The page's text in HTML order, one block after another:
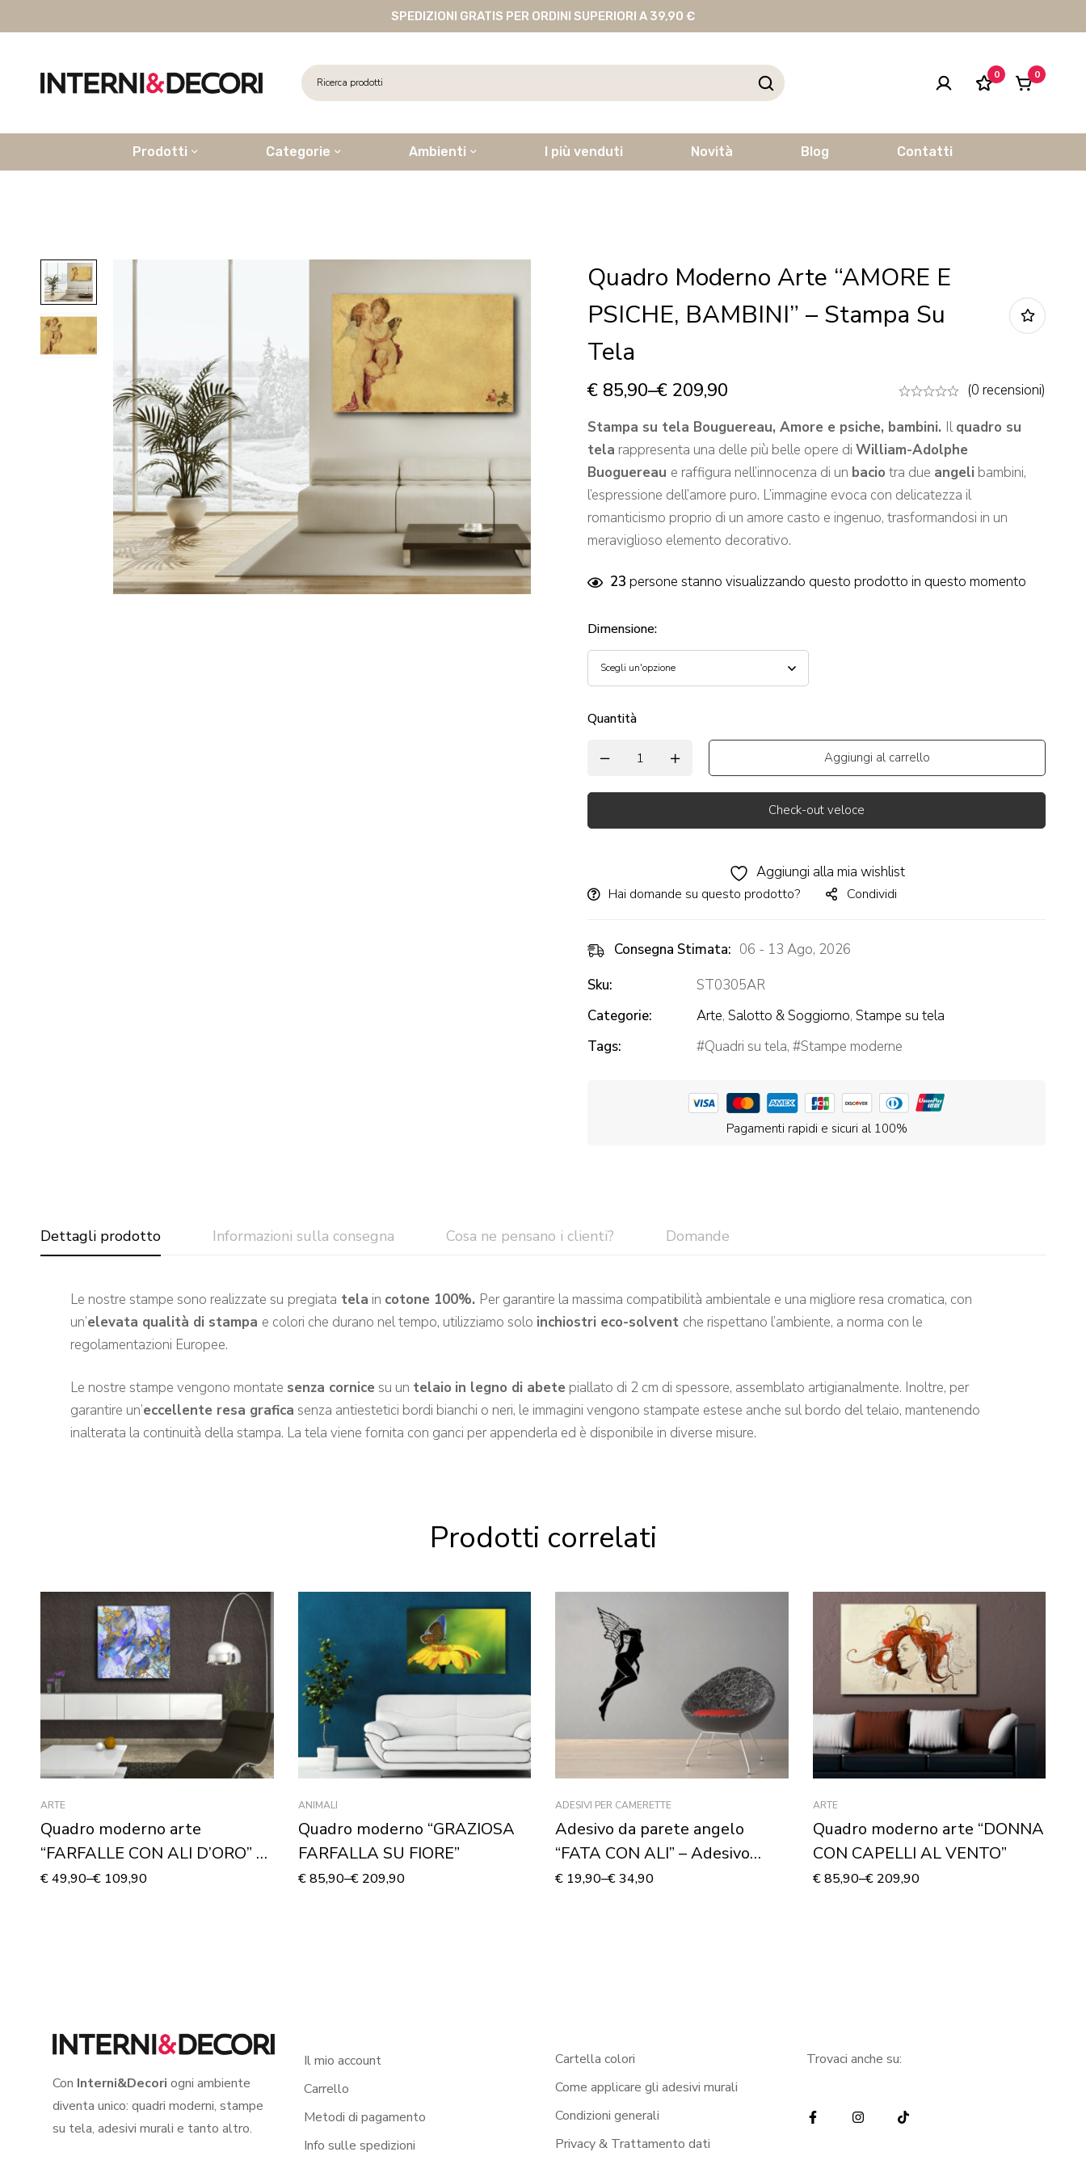
SPEDIZIONI GRATIS PER ORDINI SUPERIORI A 39,90 €
0 0
Prodotti Categorie Ambienti I più venduti Novità Blog Contatti
Quadro Moderno Arte “AMORE E
PSICHE, BAMBINI” – Stampa Su
Tela
€ 85,90–€ 209,90
(0 recensioni)
Stampa su tela Bouguereau, Amore e psiche, bambini. Ilquadro su
tela rappresenta una delle più belle opere di William-Adolphe
Buoguereau e raffigura nell’innocenza di un bacio tra due angeli bambini,
l’espressione dell’amore puro. L’immagine evoca con delicatezza il
romanticismo proprio di un amore casto e ingenuo, trasformandosi in un
meraviglioso elemento decorativo.
23 persone stanno visualizzando questo prodotto in questo momento
Dimensione:
Quantità
Aggiungi al carrello
Check-out veloce
Aggiungi alla mia wishlist
Hai domande su questo prodotto? Condividi
Consegna Stimata: 06 - 13 Ago, 2026
Sku:
ST0305AR
Categorie:
Arte, Salotto & Soggiorno, Stampe su tela
Tags:
Quadri su tela, Stampe moderne
Pagamenti rapidi e sicuri al 100%
Dettagli prodotto Informazioni sulla consegna Cosa ne pensano i clienti? Domande
Le nostre stampe sono realizzate su pregiata tela in cotone 100%. Per garantire la massima compatibilità ambientale e una migliore resa cromatica, con
un’elevata qualità di stampa e colori che durano nel tempo, utilizziamo solo inchiostri eco-solvent che rispettano l’ambiente, a norma con le
regolamentazioni Europee.
Le nostre stampe vengono montate senza cornice su un telaio in legno di abete piallato di 2 cm di spessore, assemblato artigianalmente. Inoltre, per
garantire un’eccellente resa grafica senza antiestetici bordi bianchi o neri, le immagini vengono stampate estese anche sul bordo del telaio, mantenendo
inalterata la continuità della stampa. La tela viene fornita con ganci per appenderla ed è disponibile in diverse misure.
Prodotti correlati
ARTE
Quadro moderno arte
“FARFALLE CON ALI D’ORO” –
Stampa su tela
€49,90–€ 109,90
ANIMALI
Quadro moderno “GRAZIOSA
FARFALLA SU FIORE”
€85,90–€209,90
ADESIVI PER CAMERETTE
Adesivo da parete angelo
“FATA CON ALI” – Adesivo
murale
€ 19,90–€34,90
ARTE
Quadro moderno arte “DONNA
CON CAPELLI AL VENTO”
€85,90–€209,90
Con Interni&Decori ogni ambiente
diventa unico: quadri moderni, stampe
su tela, adesivi murali e tanto altro.
Il mio account
Carrello
Metodi di pagamento
Info sulle spedizioni
Cartella colori
Come applicare gli adesivi murali
Condizioni generali
Privacy & Trattamento dati
Trovaci anche su: